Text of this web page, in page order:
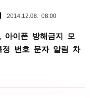
2014.12.08. 08:00
아이폰 방해금지 모
정 번호 문자 알림 차